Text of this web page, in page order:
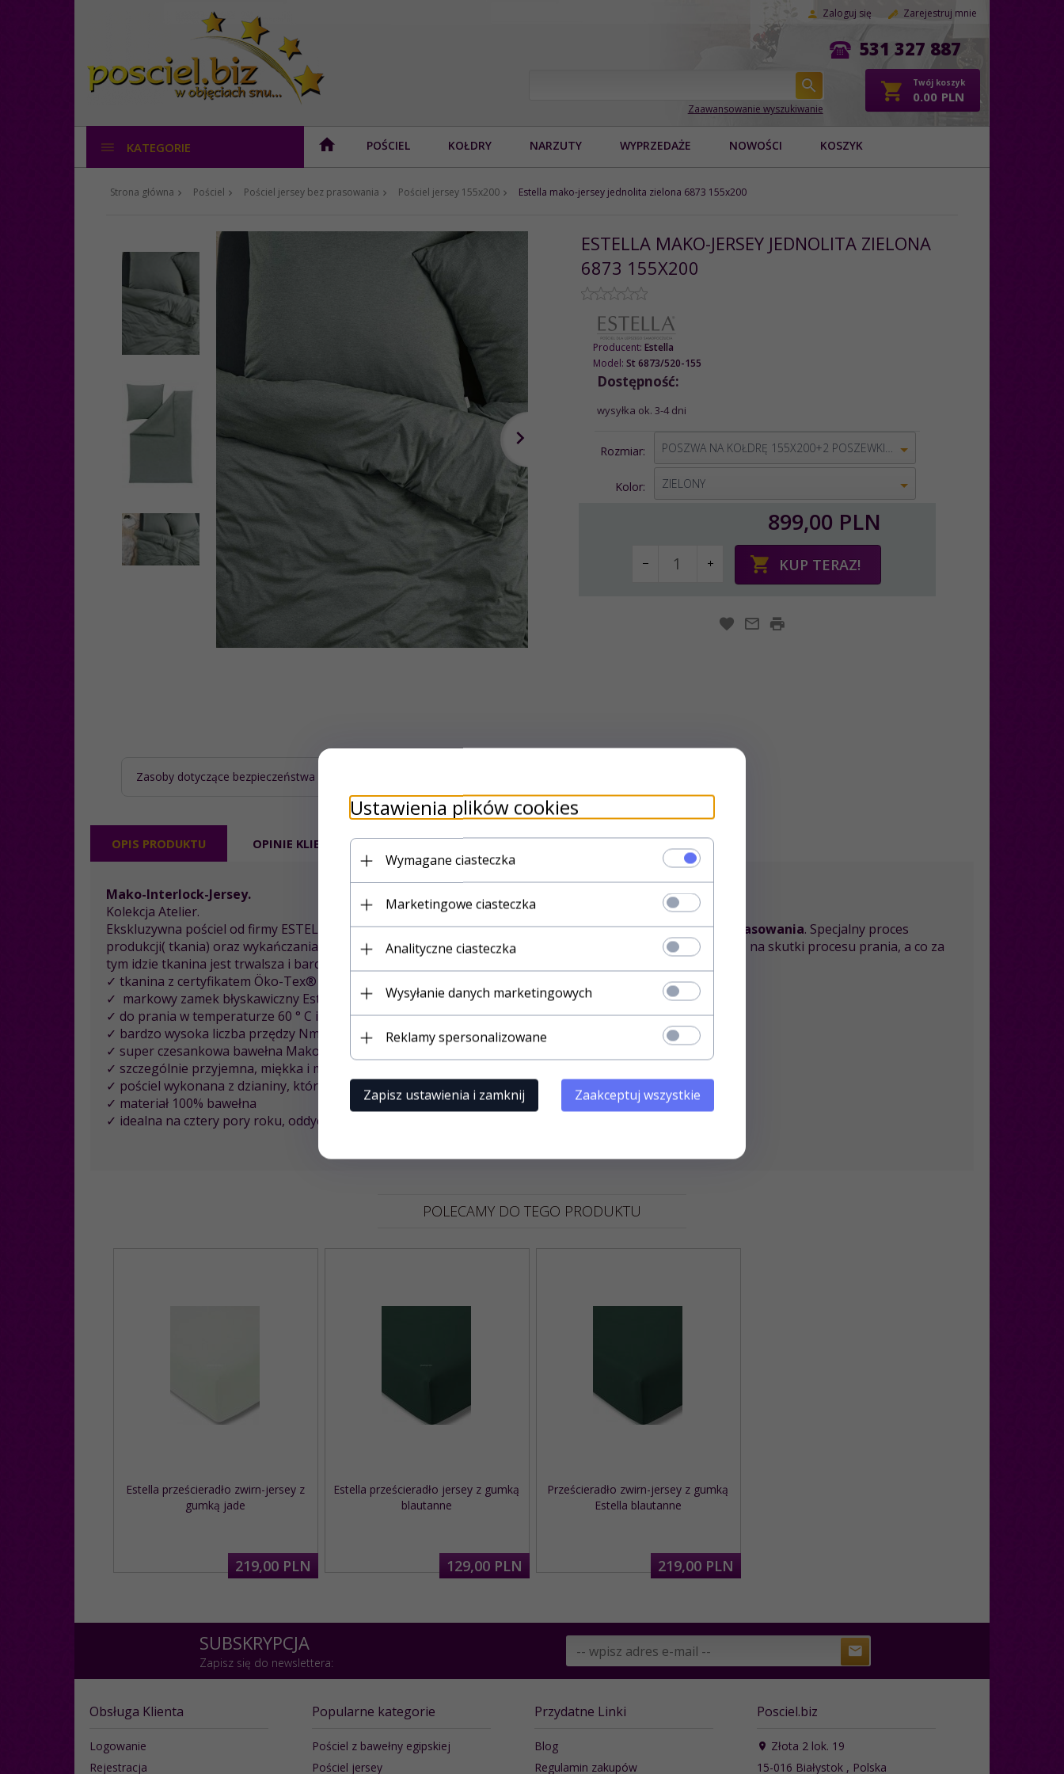
Zaloguj się Zarejestruj mnie
531 327 887
Zaawansowanie wyszukiwanie
Twój koszyk
0.00 PLN
KATEGORIE POŚCIEL KOŁDRY NARZUTY WYPRZEDAŻE NOWOŚCI KOSZYK
Strona główna Pościel Pościel jersey bez prasowania Pościel jersey 155x200 Estella mako-jersey jednolita zielona 6873 155x200
Zasoby dotyczące bezpieczeństwa i produktów
ESTELLA MAKO-JERSEY JEDNOLITA ZIELONA
6873 155X200
Producent: Estella
Model: St 6873/520-155
Dostępność:
wysyłka ok. 3-4 dni
Rozmiar:
Kolor: ZIELONY
899,00 PLN
KUP TERAZ!
OPIS PRODUKTU OPINIE KLIENTÓW
Mako-Interlock-Jersey.
Kolekcja Atelier.
Ekskluzywna pościel od firmy ESTELLA wykonana w 100% z prawdziwej bawełny Makonie wymagającej prasowania. Specjalny proces
produkcji( tkania) oraz wykańczania zwiększa połysk i wytrzymałość tkaniny, co cechuje wysoką odpornością na skutki procesu prania, a co za
tym idzie tkanina jest trwalsza i bardziej wytrzymała od zwykłej bawełny.
✓ tkanina z certyfikatem Öko-Tex® Standard 100
✓ markowy zamek błyskawiczny Estella
✓ do prania w temperaturze 60 ° C i suszenia w suszarkach
✓ bardzo wysoka liczba przędzy Nm 100/1
✓ super czesankowa bawełna Mako
✓ szczególnie przyjemna, miękka i miła dla skóry tkanina
✓ pościel wykonana z dzianiny, której nie trzeba prasować
✓ materiał 100% bawełna
✓ idealna na cztery pory roku, oddychająca
POLECAMY DO TEGO PRODUKTU
Estella prześcieradło zwirn-jersey z
gumką jade
219,00 PLN
Estella prześcieradło jersey z gumką
blautanne
129,00 PLN
Prześcieradło zwirn-jersey z gumką
Estella blautanne
219,00 PLN
SUBSKRYPCJA
Zapisz się do newslettera:
Obsługa Klienta
Logowanie
Rejestracja
Popularne kategorie
Pościel z bawełny egipskiej
Pościel jersey
Przydatne Linki
Blog
Regulamin zakupów
Posciel.biz
Złota 2 lok. 19
15-016 Białystok, Polska
Ustawienia plików cookies
Wymagane ciasteczka
Marketingowe ciasteczka
Analityczne ciasteczka
Wysyłanie danych marketingowych
Reklamy spersonalizowane
Zapisz ustawienia i zamknij Zaakceptuj wszystkie